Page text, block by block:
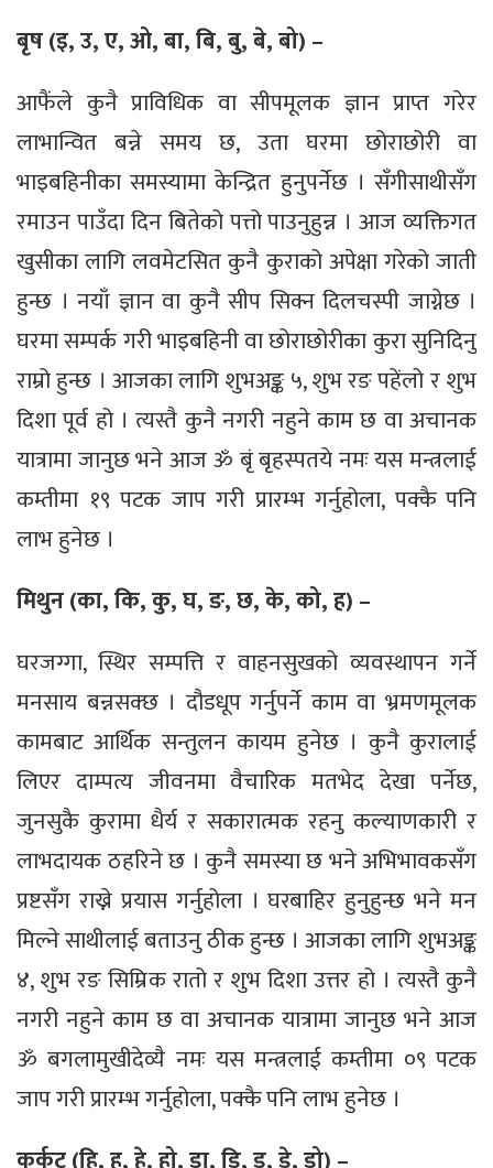
बृष (इ, उ, ए, ओ, बा, बि, बु, बे, बो) –
आफैंले कुनै प्राविधिक वा सीपमूलक ज्ञान प्राप्त गरेर
लाभान्वित बन्ने समय छ, उता घरमा छोराछोरी वा
भाइबहिनीका समस्यामा केन्द्रित हुनुपर्नेछ । सँगीसाथीसँग
रमाउन पाउँदा दिन बितेको पत्तो पाउनुहुन्न । आज व्यक्तिगत
खुसीका लागि लवमेटसित कुनै कुराको अपेक्षा गरेको जाती
हुन्छ । नयाँ ज्ञान वा कुनै सीप सिक्न दिलचस्पी जाग्नेछ ।
घरमा सम्पर्क गरी भाइबहिनी वा छोराछोरीका कुरा सुनिदिनु
राम्रो हुन्छ । आजका लागि शुभअङ्क ५, शुभ रङ पहेंलो र शुभ
दिशा पूर्व हो । त्यस्तै कुनै नगरी नहुने काम छ वा अचानक
यात्रामा जानुछ भने आज ॐ बृं बृहस्पतये नमः यस मन्त्रलाई
कम्तीमा १९ पटक जाप गरी प्रारम्भ गर्नुहोला, पक्कै पनि
लाभ हुनेछ ।
मिथुन (का, कि, कु, घ, ङ, छ, के, को, ह) –
घरजग्गा, स्थिर सम्पत्ति र वाहनसुखको व्यवस्थापन गर्ने
मनसाय बन्नसक्छ । दौडधूप गर्नुपर्ने काम वा भ्रमणमूलक
कामबाट आर्थिक सन्तुलन कायम हुनेछ । कुनै कुरालाई
लिएर दाम्पत्य जीवनमा वैचारिक मतभेद देखा पर्नेछ,
जुनसुकै कुरामा धैर्य र सकारात्मक रहनु कल्याणकारी र
लाभदायक ठहरिने छ । कुनै समस्या छ भने अभिभावकसँग
प्रष्टसँग राख्ने प्रयास गर्नुहोला । घरबाहिर हुनुहुन्छ भने मन
मिल्ने साथीलाई बताउनु ठीक हुन्छ । आजका लागि शुभअङ्क
४, शुभ रङ सिम्रिक रातो र शुभ दिशा उत्तर हो । त्यस्तै कुनै
नगरी नहुने काम छ वा अचानक यात्रामा जानुछ भने आज
ॐ बगलामुखीदेव्यै नमः यस मन्त्रलाई कम्तीमा ०९ पटक
जाप गरी प्रारम्भ गर्नुहोला, पक्कै पनि लाभ हुनेछ ।